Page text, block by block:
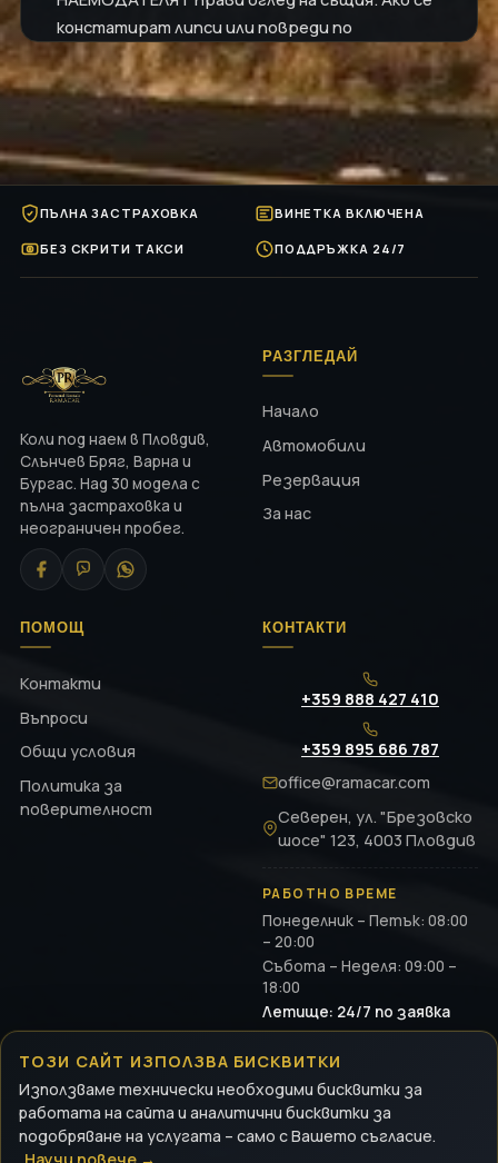
ПЪЛНА ЗАСТРАХОВКА ВИНЕТКА ВКЛЮЧЕНА
БЕЗ СКРИТИ ТАКСИ ПОДДРЪЖКА 24/7
Коли под наем в Пловдив,
Слънчев Бряг, Варна и
Бургас. Над 30 модела с
пълна застраховка и
неограничен пробег.
РАЗГЛЕДАЙ
Начало
Автомобили
Резервация
За нас
ПОМОЩ
Контакти
Въпроси
Общи условия
Политика за
поверителност
КОНТАКТИ
+359 888 427 410
+359 895 686 787
office@ramacar.com
Северен, ул. "Брезовско
шосе" 123, 4003 Пловдив
РАБОТНО ВРЕМЕ
Понеделник – Петък: 08:00
– 20:00
Събота – Неделя: 09:00 –
18:00
Летище: 24/7 по заявка
© 2026 RamaCar. Всички права запазени.
РАМАКАР ЕООД · ЕИК: BG201547476
Политика за поверителност
ТОЗИ САЙТ ИЗПОЛЗВА БИСКВИТКИ
Използваме технически необходими бисквитки за
работата на сайта и аналитични бисквитки за
подобряване на услугата – само с Вашето съгласие.